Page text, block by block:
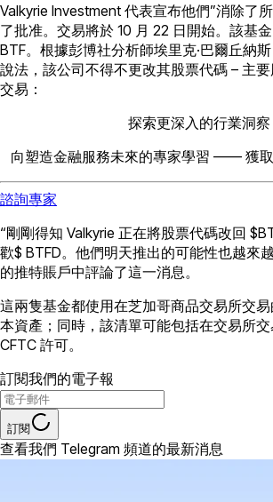
Valkyrie Investment 代表宣布他們”消除了
了批准。交易將於 10 月 22 日開始。該基
BTF。根據彭博社分析師埃里克·巴爾丘納
說法，該公司不得不更改其股票代碼 – 主
交易：
探索更深入的行業洞察
向塑造金融服務未來的專家學習 —— 獲取
諮詢專家
“剛剛得知 Valkyrie 正在將股票代碼改回
歡$ BTFD。他們明天推出的可能性也越來
的推特賬戶中評論了這一消息。
這兩隻基金都使用在芝加哥商品交易所交
本資產；同時，該清單可能包括在交易所
CFTC 許可。
訂閱我們的電子報
訂閱
查看我們 Telegram 頻道的最新消息